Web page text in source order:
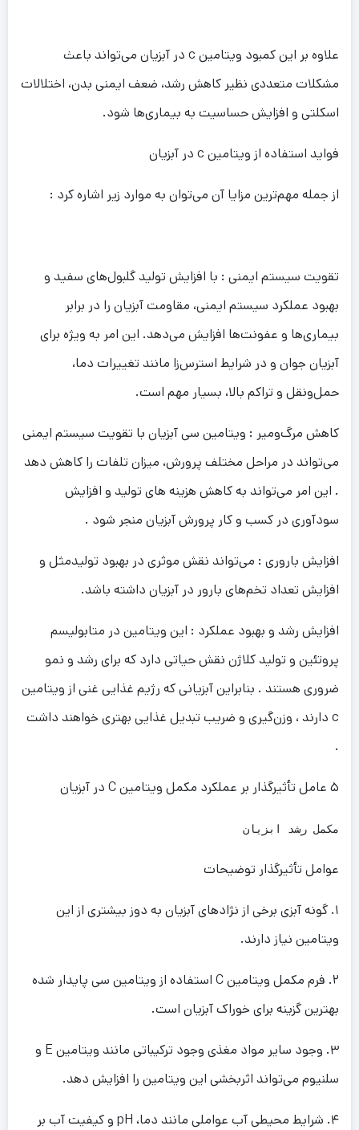
علاوه بر این کمبود ویتامین c در آبزیان می‌تواند باعث
مشکلات متعددی نظیر کاهش رشد، ضعف ایمنی بدن، اختلالات
اسکلتی و افزایش حساسیت به بیماری‌ها شود.
فواید استفاده از ویتامین c در آبزیان
از جمله مهم‌ترین مزایا آن می‌توان به موارد زیر اشاره کرد :
تقویت سیستم ایمنی : با افزایش تولید گلبول‌های سفید و
بهبود عملکرد سیستم ایمنی، مقاومت آبزیان را در برابر
بیماری‌ها و عفونت‌ها افزایش می‌دهد. این امر به ویژه برای
آبزیان جوان و در شرایط استرس‌زا مانند تغییرات دما،
حمل‌ونقل و تراکم بالا، بسیار مهم است.
کاهش مرگ‌ومیر : ویتامین سی آبزیان با تقویت سیستم ایمنی
می‌تواند در مراحل مختلف پرورش، میزان تلفات را کاهش دهد
. این امر می‌تواند به کاهش هزینه‌ های تولید و افزایش
سودآوری در کسب و کار پرورش آبزیان منجر شود .
افزایش باروری : می‌تواند نقش موثری در بهبود تولیدمثل و
افزایش تعداد تخم‌های بارور در آبزیان داشته باشد.
افزایش رشد و بهبود عملکرد : این ویتامین در متابولیسم
پروتئین و تولید کلاژن نقش حیاتی دارد که برای رشد و نمو
ضروری هستند . بنابراین آبزیانی که رژیم غذایی غنی از ویتامین
c دارند ، وزن‌گیری و ضریب تبدیل غذایی بهتری خواهند داشت
.
۵ عامل تأثیرگذار بر عملکرد مکمل ویتامین C در آبزیان
مکمل رشد ابزیان
عوامل تأثیرگذار توضیحات
۱. گونه آبزی برخی از نژادهای آبزیان به دوز بیشتری از این
ویتامین نیاز دارند.
۲. فرم مکمل ویتامین C استفاده از ویتامین سی پایدار شده
بهترین گزینه برای خوراک آبزیان است.
۳. وجود سایر مواد مغذی وجود ترکیباتی مانند ویتامین E و
سلنیوم می‌تواند اثربخشی این ویتامین را افزایش دهد.
۴. شرایط محیطی آب عواملی مانند دما، pH و کیفیت آب بر